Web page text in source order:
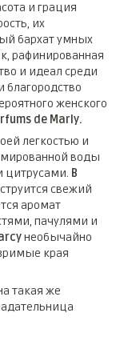
и грация
их
бархат умных
рафинированная
и идеал среди
женского
de Marly.
легкостью и
воды
цитрусами. В
свежий
аромат
пачулями и
необычайно
края
такая же